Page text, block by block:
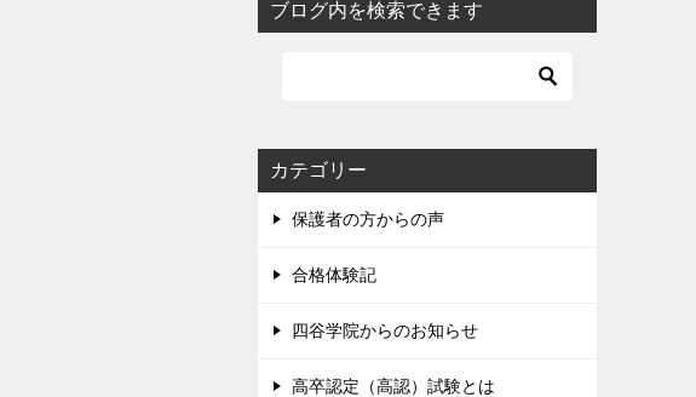
ブログ内を検索できます
カテゴリー
保護者の方からの声
合格体験記
四谷学院からのお知らせ
高卒認定（高認）試験とは